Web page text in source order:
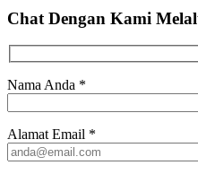
Chat Dengan Kami
Nama Anda *
Alamat Email *